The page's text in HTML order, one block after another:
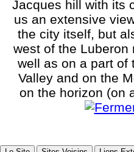
Jacques hill with its
us an extensive
the city itself, but
west of the Luberon
well as on a part of
Valley and on the
on the horizon (on